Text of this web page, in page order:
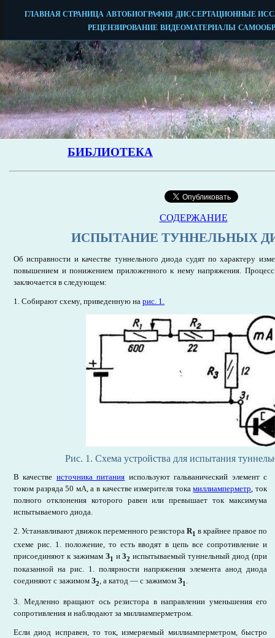
СОДЕРЖАНИЕ
ИСПЫТАНИЕ ТУННЕЛЬНЫХ
Об исправности и качестве туннельного диода судят по характеру
повышением и понижением приложенного к нему напряжения.
заключается в следующем:
1. Собирают схему, приведенную на рис. 1.
Рис. 1. Схема устройства для испытания
В качестве источника питания используют гальванический элемент с
током разряда 50 мА, а в качестве измерителя токамиллиамперметр, ток
полного отклонения которого равен или превышает ток максимума
испытываемого диода.
2. Устанавливают движок переменного резистора R1 в крайнее правое по
схеме рис. 1. положение, то есть вводят в цепь все сопротивление и
присоединяют к зажимам З1 и32 испытываемый туннельный диод (при
показанной на рис. 1. полярности напряжения элемента анод диода
соединяют с зажимом З2, а катод — с зажимом З1 .
3. Медленно вращают ось резистора в направлении уменьшения его
сопротивления и наблюдают за миллиамперметром.
Если диод исправен, то ток, измеряемый миллиамперметром, быстро